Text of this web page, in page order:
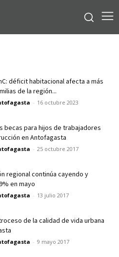
déficit habitacional afecta a más
de la región...
- 16 octubre 2023
becas para hijos de trabajadores
en Antofagasta
- 25 octubre 2017
regional continúa cayendo y
en mayo
- 13 julio 2017
de la calidad de vida urbana
- 9 mayo 2017